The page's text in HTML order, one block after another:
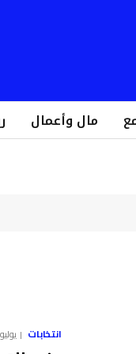
مال وأعمال
انتخابات يوليو 26, 2026